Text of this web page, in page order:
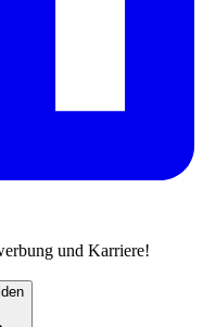
und Karriere!